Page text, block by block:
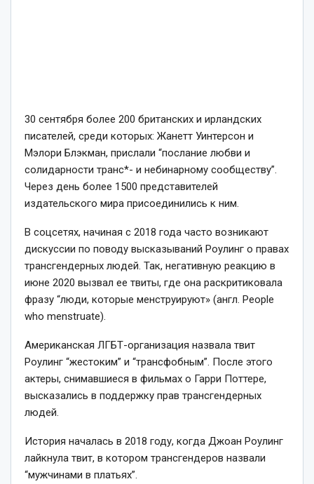
30 сентября более 200 британских и ирландских
писателей, среди которых: Жанетт Уинтерсон и
Мэлори Блэкман, прислали “послание любви и
солидарности транс*- и небинарному сообществу”.
Через день более 1500 представителей
издательского мира присоединились к ним.
В соцсетях, начиная с 2018 года часто возникают
дискуссии по поводу высказываний Роулинг о правах
трансгендерных людей. Так, негативную реакцию в
июне 2020 вызвал ее твиты, где она раскритиковала
фразу “люди, которые менструируют» (англ. People
who menstruate).
Американская ЛГБТ-организация назвала твит
Роулинг “жестоким” и “трансфобным”. После этого
актеры, снимавшиеся в фильмах о Гарри Поттере,
высказались в поддержку прав трансгендерных
людей.
История началась в 2018 году, когда Джоан Роулинг
лайкнула твит, в котором трансгендеров назвали
“мужчинами в платьях”.